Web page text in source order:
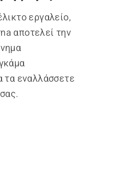
εργαλείο,
αποτελεί την
τα εναλλάσσετε